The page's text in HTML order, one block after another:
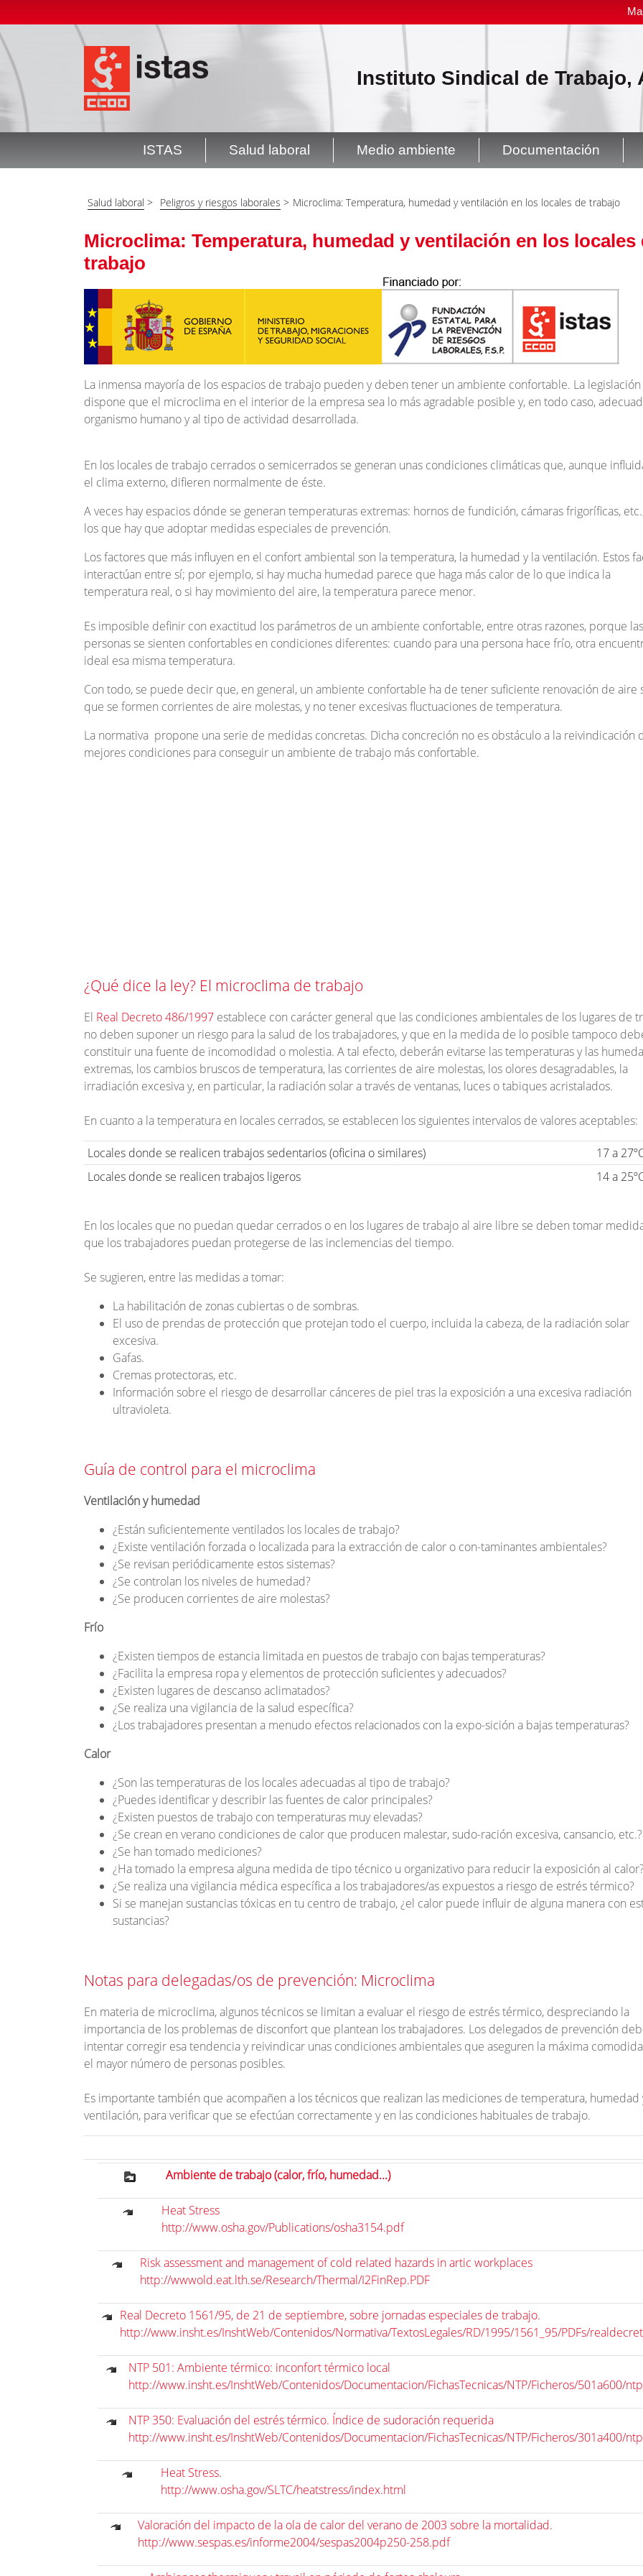
al
contenido
principal
menú
Instituto Sindical de Trabajo,
Navegación
ISTAS Salud laboral Medio ambiente Documentación
Salud laboral > Peligros y riesgos laborales > Microclima: Temperatura, humedad y ventilación en los locales de trabajo
Microclima: Temperatura, humedad y ventilación en los locales
trabajo
La inmensa mayoría de los espacios de trabajo pueden y deben tener un ambiente confortable. La legislación
dispone que el microclima en el interior de la empresa sea lo más agradable posible y, en todo caso,
organismo humano y al tipo de actividad desarrollada.
En los locales de trabajo cerrados o semicerrados se generan unas condiciones climáticas que, aunque
el clima externo, difieren normalmente de éste.
A veces hay espacios dónde se generan temperaturas extremas: hornos de fundición, cámaras frigoríficas,
los que hay que adoptar medidas especiales de prevención.
Los factores que más influyen en el confort ambiental son la temperatura, la humedad y la ventilación. Estos
interactúan entre sí; por ejemplo, si hay mucha humedad parece que haga más calor de lo que indica la
temperatura real, o si hay movimiento del aire, la temperatura parece menor.
Es imposible definir con exactitud los parámetros de un ambiente confortable, entre otras razones, porque las
personas se sienten confortables en condiciones diferentes: cuando para una persona hace frío, otra
ideal esa misma temperatura.
Con todo, se puede decir que, en general, un ambiente confortable ha de tener suficiente renovación de aire
que se formen corrientes de aire molestas, y no tener excesivas fluctuaciones de temperatura.
La normativa propone una serie de medidas concretas. Dicha concreción no es obstáculo a la reivindicación
mejores condiciones para conseguir un ambiente de trabajo más confortable.
¿Qué dice la ley? El microclima de trabajo
El Real Decreto 486/1997 establece con carácter general que las condiciones ambientales de los lugares de
no deben suponer un riesgo para la salud de los trabajadores, y que en la medida de lo posible tampoco
constituir una fuente de incomodidad o molestia. A tal efecto, deberán evitarse las temperaturas y las
extremas, los cambios bruscos de temperatura, las corrientes de aire molestas, los olores desagradables, la
irradiación excesiva y, en particular, la radiación solar a través de ventanas, luces o tabiques acristalados.
En cuanto a la temperatura en locales cerrados, se establecen los siguientes intervalos de valores aceptables:
Locales donde se realicen trabajos sedentarios (oficina o similares)
17 a
Locales donde se realicen trabajos ligeros
14 a
En los locales que no puedan quedar cerrados o en los lugares de trabajo al aire libre se deben tomar
que los trabajadores puedan protegerse de las inclemencias del tiempo.
Se sugieren, entre las medidas a tomar:
La habilitación de zonas cubiertas o de sombras.
El uso de prendas de protección que protejan todo el cuerpo, incluida la cabeza, de la radiación solar
excesiva.
Gafas.
Cremas protectoras, etc.
Información sobre el riesgo de desarrollar cánceres de piel tras la exposición a una excesiva radiación
ultravioleta.
Guía de control para el microclima
Ventilación y humedad
¿Están suficientemente ventilados los locales de trabajo?
¿Existe ventilación forzada o localizada para la extracción de calor o con-taminantes ambientales?
¿Se revisan periódicamente estos sistemas?
¿Se controlan los niveles de humedad?
¿Se producen corrientes de aire molestas?
Frío
¿Existen tiempos de estancia limitada en puestos de trabajo con bajas temperaturas?
¿Facilita la empresa ropa y elementos de protección suficientes y adecuados?
¿Existen lugares de descanso aclimatados?
¿Se realiza una vigilancia de la salud específica?
¿Los trabajadores presentan a menudo efectos relacionados con la expo-sición a bajas temperaturas?
Calor
¿Son las temperaturas de los locales adecuadas al tipo de trabajo?
¿Puedes identificar y describir las fuentes de calor principales?
¿Existen puestos de trabajo con temperaturas muy elevadas?
¿Se crean en verano condiciones de calor que producen malestar, sudo-ración excesiva, cansancio, etc.?
¿Se han tomado mediciones?
¿Ha tomado la empresa alguna medida de tipo técnico u organizativo para reducir la exposición al calor?
¿Se realiza una vigilancia médica específica a los trabajadores/as expuestos a riesgo de estrés térmico?
Si se manejan sustancias tóxicas en tu centro de trabajo, ¿el calor puede influir de alguna manera con
sustancias?
Notas para delegadas/os de prevención: Microclima
En materia de microclima, algunos técnicos se limitan a evaluar el riesgo de estrés térmico, despreciando la
importancia de los problemas de disconfort que plantean los trabajadores. Los delegados de prevención
intentar corregir esa tendencia y reivindicar unas condiciones ambientales que aseguren la máxima
el mayor número de personas posibles.
Es importante también que acompañen a los técnicos que realizan las mediciones de temperatura, humedad
ventilación, para verificar que se efectúan correctamente y en las condiciones habituales de trabajo.
Ambiente de trabajo (calor, frío, humedad...)
Heat Stress
http://www.osha.gov/Publications/osha3154.pdf
Risk assessment and management of cold related hazards in artic workplaces
http://wwwold.eat.lth.se/Research/Thermal/I2FinRep.PDF
Real Decreto 1561/95, de 21 de septiembre, sobre jornadas especiales de trabajo.
http://www.insht.es/InshtWeb/Contenidos/Normativa/TextosLegales/RD/1995/1561_95/PDFs/
NTP 501: Ambiente térmico: inconfort térmico local
http://www.insht.es/InshtWeb/Contenidos/Documentacion/FichasTecnicas/NTP/Ficheros/501a600/
NTP 350: Evaluación del estrés térmico. Índice de sudoración requerida
http://www.insht.es/InshtWeb/Contenidos/Documentacion/FichasTecnicas/NTP/Ficheros/301a400/
Heat Stress.
http://www.osha.gov/SLTC/heatstress/index.html
Valoración del impacto de la ola de calor del verano de 2003 sobre la mortalidad.
http://www.sespas.es/informe2004/sespas2004p250-258.pdf